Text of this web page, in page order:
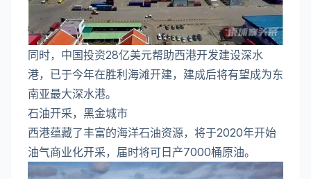
同时，中国投资28亿美元帮助西港开发建设深水
港，已于今年在胜利海滩开建，建成后将有望成为东
南亚最大深水港。
石油开采，黑金城市
西港蕴藏了丰富的海洋石油资源，将于2020年开始
油气商业化开采，届时将可日产7000桶原油。